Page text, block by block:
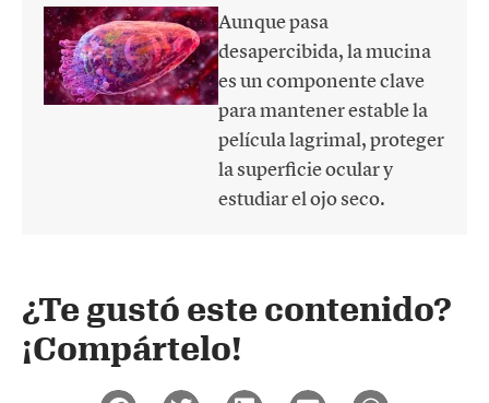
Aunque pasa
desapercibida, la mucina
es un componente clave
para mantener estable la
película lagrimal, proteger
la superficie ocular y
estudiar el ojo seco.
¿Te gustó este contenido?
¡Compártelo!